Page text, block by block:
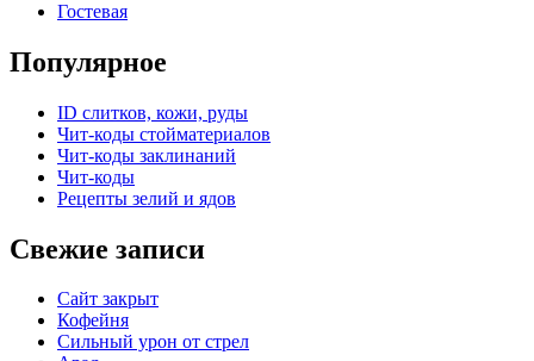
Гостевая
Популярное
ID слитков, кожи, руды
Чит-коды стойматериалов
Чит-коды заклинаний
Чит-коды
Рецепты зелий и ядов
Свежие записи
Сайт закрыт
Кофейня
Cильный урон от стрел